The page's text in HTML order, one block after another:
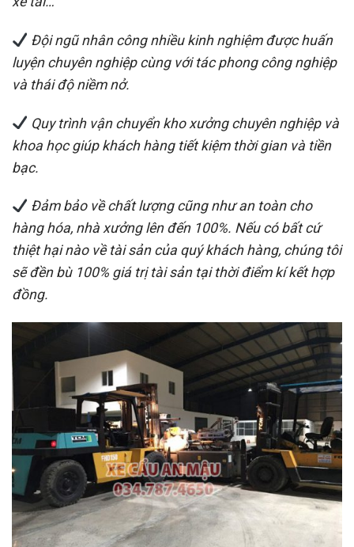
Đội ngũ nhân công nhiều kinh nghiệm được huấn
luyện chuyên nghiệp cùng với tác phong công nghiệp
và thái độ niềm nở.
Quy trình vận chuyển kho xưởng chuyên nghiệp và
khoa học giúp khách hàng tiết kiệm thời gian và tiền
bạc.
Đảm bảo về chất lượng cũng như an toàn cho
hàng hóa, nhà xưởng lên đến 100%. Nếu có bất cứ
thiệt hại nào về tài sản của quý khách hàng, chúng tôi
sẽ đền bù 100% giá trị tài sản tại thời điểm kí kết hợp
đồng.